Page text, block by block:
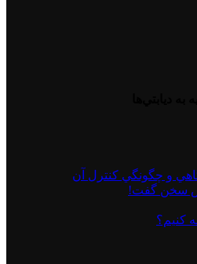
و چگونگي كنترل آن
سخن گفت!
کنیم؟